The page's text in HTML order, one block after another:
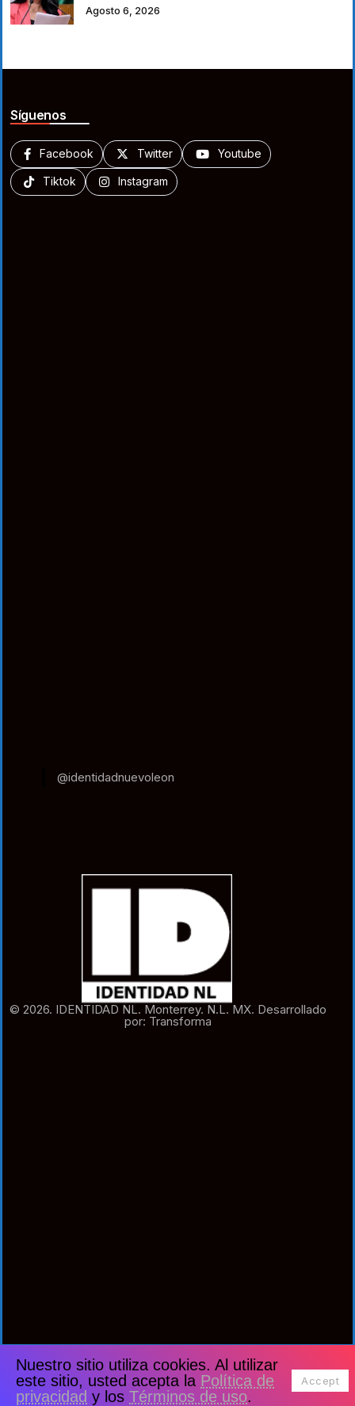
Agosto 6, 2026
Síguenos
Facebook Twitter Youtube
Tiktok Instagram
@identidadnuevoleon
© 2026. IDENTIDAD NL. Monterrey. N.L. MX. Desarrollado
por: Transforma
Nuestro sitio utiliza cookies. Al utilizar
este sitio, usted acepta la Política de
privacidad y los Términos de uso.
Accept